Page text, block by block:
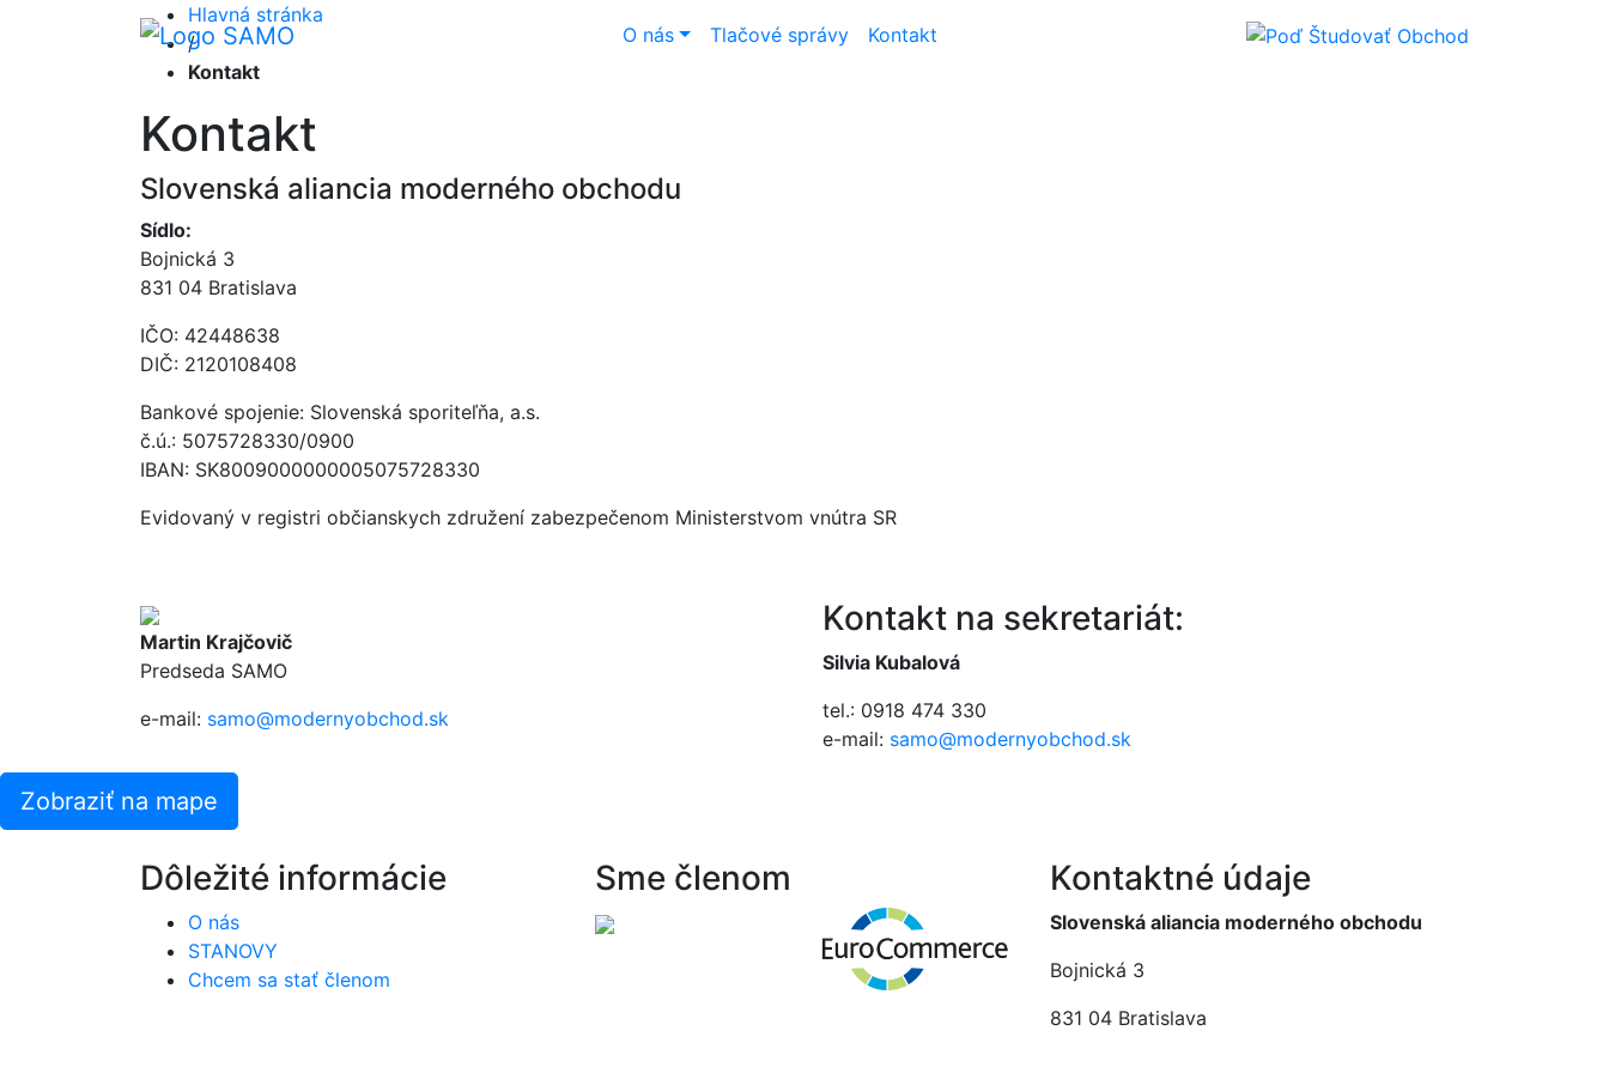
O nás Tlačové správy Kontakt
Hlavná stránka
/
Kontakt
Kontakt
Slovenská aliancia moderného obchodu
Sídlo:
Bojnická 3
831 04 Bratislava
IČO: 42448638
DIČ: 2120108408
Bankové spojenie: Slovenská sporiteľňa, a.s.
č.ú.: 5075728330/0900
IBAN: SK8009000000005075728330
Evidovaný v registri občianskych združení zabezpečenom Ministerstvom vnútra SR
Martin Krajčovič
Predseda SAMO
e-mail: samo@modernyobchod.sk
Kontakt na sekretariát:
Silvia Kubalová
tel.: 0918 474 330
e-mail: samo@modernyobchod.sk
Zobraziť na mape
Dôležité informácie
O nás
STANOVY
Chcem sa stať členom
Sme členom Kontaktné údaje
Slovenská aliancia moderného obchodu
Bojnická 3
831 04 Bratislava